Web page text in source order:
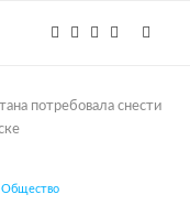
потребовала снести
Общество